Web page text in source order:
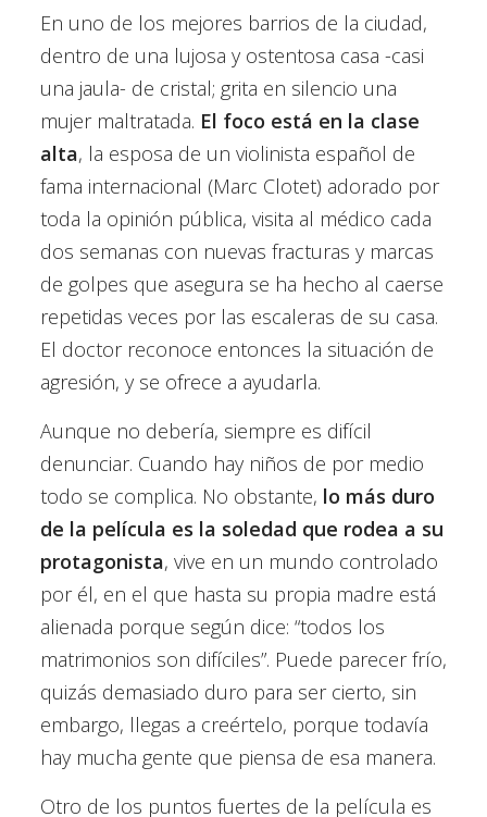
En uno de los mejores barrios de la ciudad,
dentro de una lujosa y ostentosa casa -casi
una jaula- de cristal; grita en silencio una
mujer maltratada. El foco está en la clase
alta, la esposa de un violinista español de
fama internacional (Marc Clotet) adorado por
toda la opinión pública, visita al médico cada
dos semanas con nuevas fracturas y marcas
de golpes que asegura se ha hecho al caerse
repetidas veces por las escaleras de su casa.
El doctor reconoce entonces la situación de
agresión, y se ofrece a ayudarla.
Aunque no debería, siempre es difícil
denunciar. Cuando hay niños de por medio
todo se complica. No obstante, lo más duro
de la película es la soledad que rodea a su
protagonista, vive en un mundo controlado
por él, en el que hasta su propia madre está
alienada porque según dice: “todos los
matrimonios son difíciles”. Puede parecer frío,
quizás demasiado duro para ser cierto, sin
embargo, llegas a creértelo, porque todavía
hay mucha gente que piensa de esa manera.
Otro de los puntos fuertes de la película es